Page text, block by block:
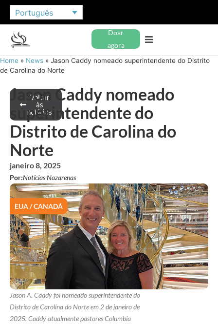
Português
Doar
agora
Home » News » Jason Caddy nomeado superintendente do Distrito
de Carolina do Norte
Voltar
às
notícias
Jason Caddy nomeado
superintendente do
Distrito de Carolina do
Norte
janeiro 8, 2025
Por:Notícias Nazarenas
EUA / CANADÁ
Jason A. Caddy foi nomeado superintendente do
Distrito de Carolina do Norte em 2 de janeiro de
2025. Caddy atualmente pastores Columbia